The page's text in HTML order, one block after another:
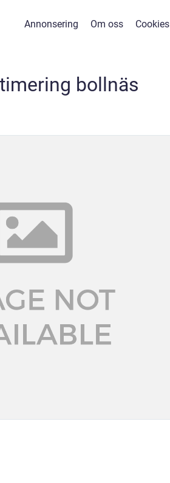
Annonsering Om oss Cookies
bollnäs